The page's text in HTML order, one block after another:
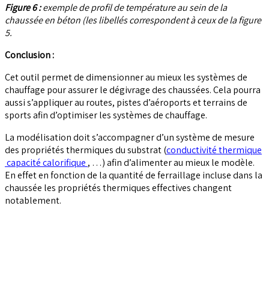
Figure 6 :exemple de profil de température au sein de la
chaussée en béton (les libellés correspondent à ceux de la figure
5.
Conclusion :
Cet outil permet de dimensionner au mieux les systèmes de
chauffage pour assurer le dégivrage des chaussées. Cela pourra
aussi s’appliquer au routes, pistes d’aéroports et terrains de
sports afin d’optimiser les systèmes de chauffage.
La modélisation doit s’accompagner d’un système de mesure
des propriétés thermiques du substrat (conductivité thermique
capacité calorifique , …) afin d’alimenter au mieux le modèle.
En effet en fonction de la quantité de ferraillage incluse dans la
chaussée les propriétés thermiques effectives changent
notablement.